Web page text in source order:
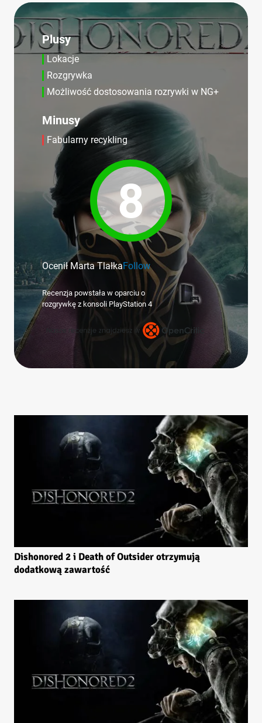
Plusy
Lokacje
Rozgrywka
Możliwość dostosowania rozrywki w NG+
Minusy
Fabularny recykling
8
Ocenił Marta TlałkaFollow
Recenzja powstała w oparciu o
rozgrywkę z konsoli PlayStation 4
Dishonored 2 i Death of Outsider otrzymują
dodatkową zawartość